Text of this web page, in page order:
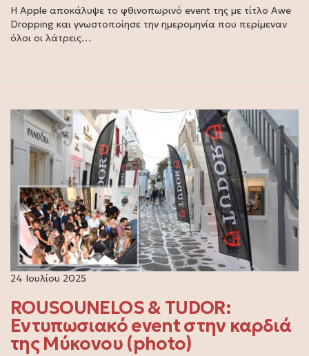
Η Apple αποκάλυψε το φθινοπωρινό event της με τίτλο Awe
Dropping και γνωστοποίησε την ημερομηνία που περίμεναν
όλοι οι λάτρεις…
24 Ιουλίου 2025
ROUSOUNELOS & TUDOR:
Εντυπωσιακό event στην καρδιά
της Μύκονου (photo)